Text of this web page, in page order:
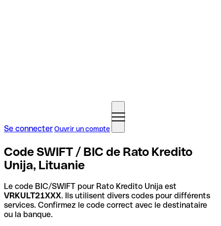
Se connecterOuvrir un compte
Code SWIFT / BIC de Rato Kredito
Unija, Lituanie
Le code BIC/SWIFT pour Rato Kredito Unija est
VRKULT21XXX. Ils utilisent divers codes pour différents
services. Confirmez le code correct avec le destinataire
ou la banque.